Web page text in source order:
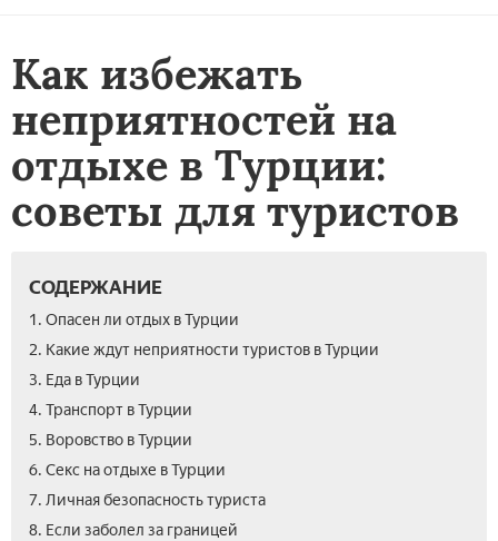
Как избежать
неприятностей на
отдыхе в Турции:
советы для туристов
СОДЕРЖАНИЕ
1. Опасен ли отдых в Турции
2. Какие ждут неприятности туристов в Турции
3. Еда в Турции
4. Транспорт в Турции
5. Воровство в Турции
6. Секс на отдыхе в Турции
7. Личная безопасность туриста
8. Если заболел за границей